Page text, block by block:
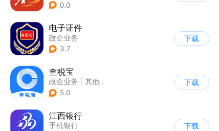
0.0
电子证件
政企业务
3.7
下载
查税宝
政企业务
其他
5.0
下载
江西银行
手机银行
下载